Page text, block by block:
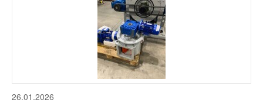
26.01.2026